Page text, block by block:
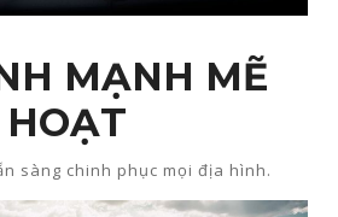
MẠNH MẼ
sàng chinh phục mọi địa hình.​